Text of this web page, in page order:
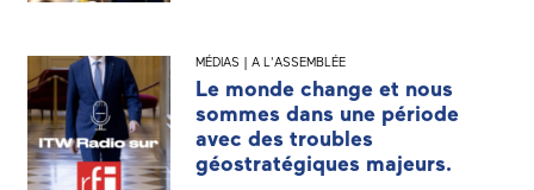
MÉDIAS | A L'ASSEMBLÉE
Le monde change et nous
sommes dans une période
avec des troubles
géostratégiques majeurs.